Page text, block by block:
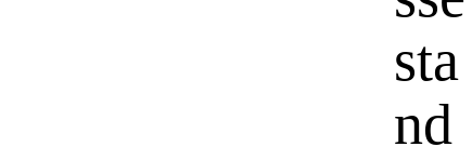
sta
nd